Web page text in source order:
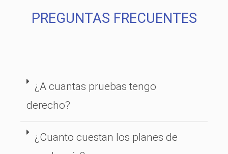
PREGUNTAS FRECUENTES
¿A cuantas pruebas tengo
derecho?
¿Cuanto cuestan los planes de